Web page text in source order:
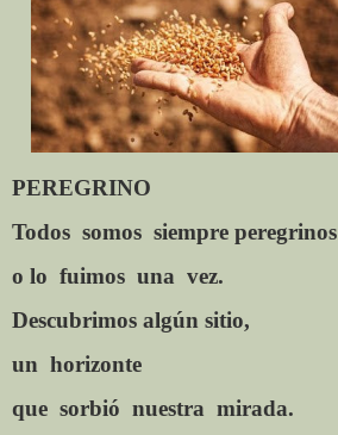
PEREGRINO
Todos somos siempre peregrinos
o lo fuimos una vez.
Descubrimos algún sitio,
un horizonte
que sorbió nuestra mirada.